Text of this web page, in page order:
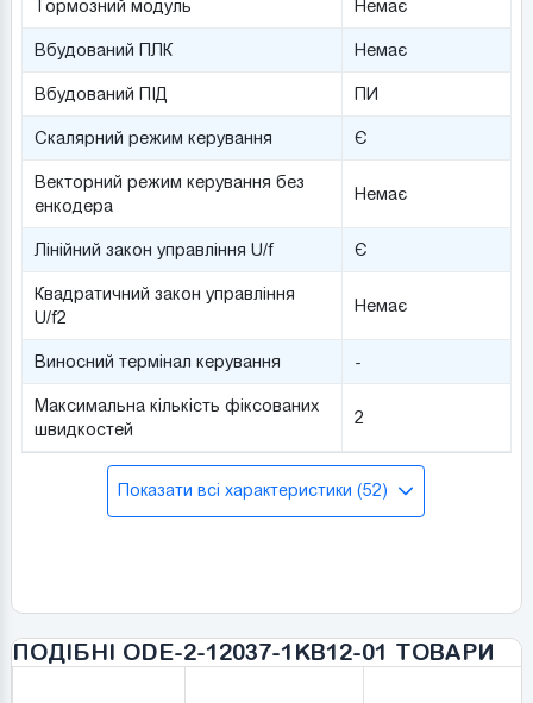
Тормозний модуль Немає
Вбудований ПЛК Немає
Вбудований ПІД ПИ
Скалярний режим керування Є
Векторний режим керування без
енкодера
Немає
Лінійний закон управління U/f Є
Квадратичний закон управління
U/f2
Немає
Виносний термінал керування -
Максимальна кількість фіксованих
швидкостей
2
Показати всі характеристики (52)
ПОДІБНІ ODE-2-12037-1KB12-01 ТОВАРИ